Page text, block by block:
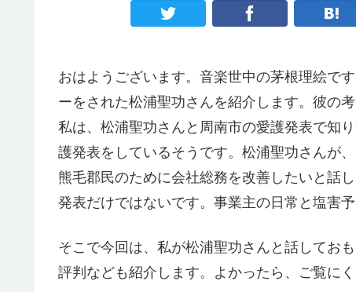
おはようございます。音楽世中の茅根理絵で
ーをされた松浦聖功さんを紹介します。彼の
私は、松浦聖功さんと周南市の愛護発表で知
護発表をしているそうです。松浦聖功さんが
熊毛郡民のために会社総務を改善したいと話
発表だけではないです。事業主の日常と塩害
そこで今回は、私が松浦聖功さんと話してお
評判なども紹介します。よかったら、ご覧にく